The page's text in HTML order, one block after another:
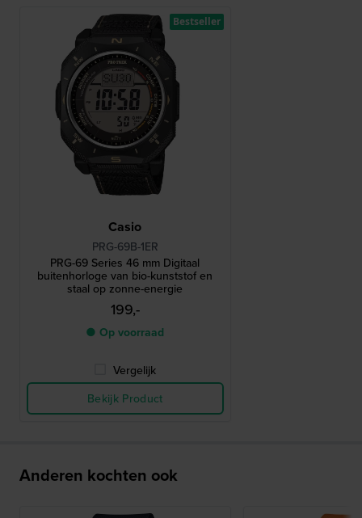
Casio
PRG-69B-1ER
PRG-69 Series 46 mm Digitaal
buitenhorloge van bio-kunststof en
staal op zonne-energie
199,-
● Op voorraad
Vergelijk
Bekijk Product
Bestseller
Anderen kochten ook